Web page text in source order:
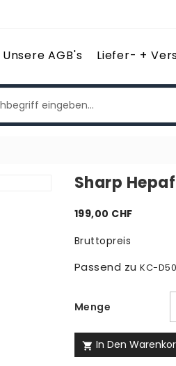
Unsere AGB's Liefer- +
Sharp
199,00 CHF
Bruttopreis
Passend zu KC-
Menge
 In Den